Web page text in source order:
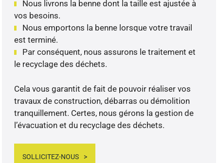
Nous livrons la benne dont la taille est ajustée à
vos besoins.
Nous emportons la benne lorsque votre travail
est terminé.
Par conséquent, nous assurons le traitement et
le recyclage des déchets.
Cela vous garantit de fait de pouvoir réaliser vos
travaux de construction, débarras ou démolition
tranquillement. Certes, nous gérons la gestion de
l’évacuation et du recyclage des déchets.
SOLLICITEZ-NOUS